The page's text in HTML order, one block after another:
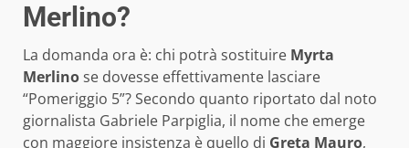
Merlino?
La domanda ora è: chi potrà sostituire Myrta
Merlinose dovesse effettivamente lasciare
“Pomeriggio 5”? Secondo quanto riportato dal noto
giornalista Gabriele Parpiglia, il nome che emerge
con maggiore insistenza è quello di Greta Mauro,